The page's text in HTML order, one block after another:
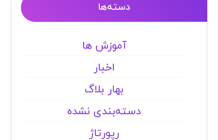
دسته‌ها
آموزش ها
اخبار
بهار بلاگ
دسته‌بندی نشده
رپورتاژ